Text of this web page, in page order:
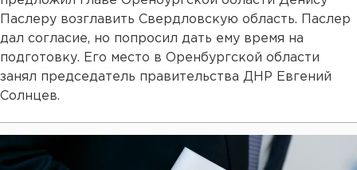
Паслеру возглавить Свердловскую область. Паслер
дал согласие, но попросил дать ему время на
подготовку. Его место в Оренбургской области
занял председатель правительства ДНР Евгений
Солнцев.